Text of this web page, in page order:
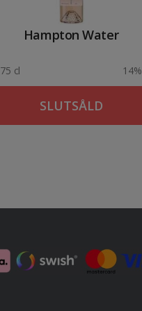
Hampton Water
75 cl 14%
SLUTSÅLD